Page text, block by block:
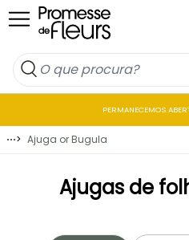
Ir para o Conteúdo
PERMANECEMOS
⋯> Ajuga or Bugula
Ajugas de